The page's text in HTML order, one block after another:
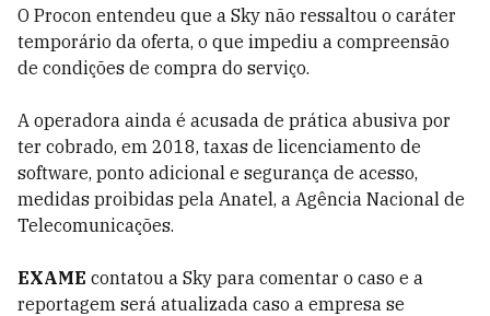
O Procon entendeu que a Sky não ressaltou o caráter
temporário da oferta, o que impediu a compreensão
de condições de compra do serviço.
A operadora ainda é acusada de prática abusiva por
ter cobrado, em 2018, taxas de licenciamento de
software, ponto adicional e segurança de acesso,
medidas proibidas pela Anatel, a Agência Nacional de
Telecomunicações.
EXAME contatou a Sky para comentar o caso e a
reportagem será atualizada caso a empresa se